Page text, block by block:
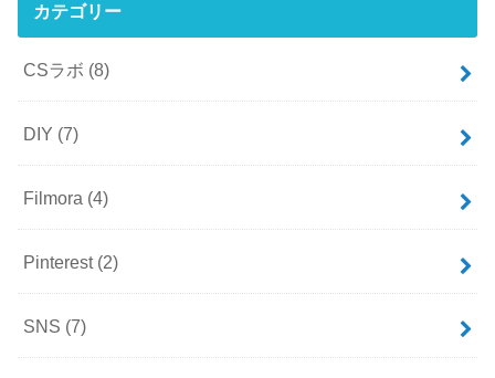
カテゴリー
CSラボ (8)
DIY (7)
Filmora (4)
Pinterest (2)
SNS (7)